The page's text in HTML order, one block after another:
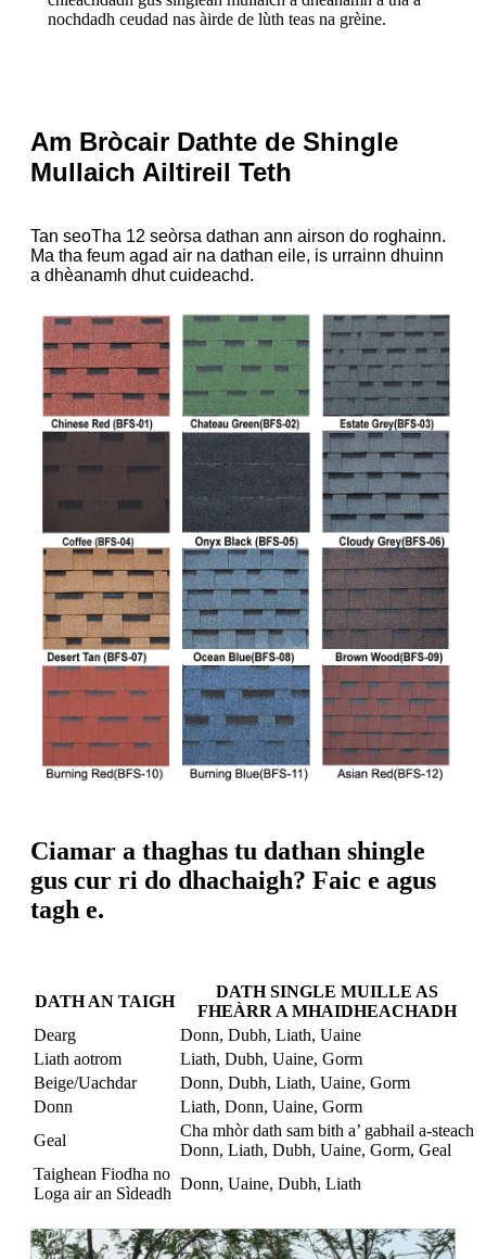
nochdadh ceudad nas àirde de lùth teas na grèine.
Am Bròcair Dathte de Shingle
Mullaich Ailtireil Teth
Tan seoTha 12 seòrsa dathan ann airson do roghainn.
Ma tha feum agad air na dathan eile, is urrainn dhuinn
a dhèanamh dhut cuideachd.
Ciamar a thaghas tu dathan shingle
gus cur ri do dhachaigh? Faic e agus
tagh e.
DATH AN TAIGH
DATH SINGLE MUILLE AS
FHEÀRR A MHAIDHEACHADH
Dearg
Donn, Dubh, Liath, Uaine
Liath aotrom
Liath, Dubh, Uaine, Gorm
Beige/Uachdar
Donn, Dubh, Liath, Uaine, Gorm
Donn
Liath, Donn, Uaine, Gorm
Geal
Cha mhòr dath sam bith a’ gabhail a-steach
Donn, Liath, Dubh, Uaine, Gorm, Geal
Taighean Fiodha no
Loga air an Sìdeadh
Donn, Uaine, Dubh, Liath